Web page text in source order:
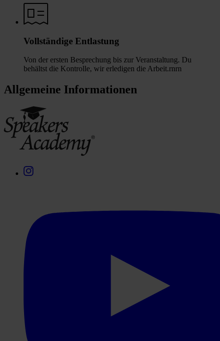
Vollständige Entlastung
Von der ersten Besprechung bis zur Veranstaltung. Du
behältst die Kontrolle, wir erledigen die Arbeit.rnrn
Allgemeine Informationen